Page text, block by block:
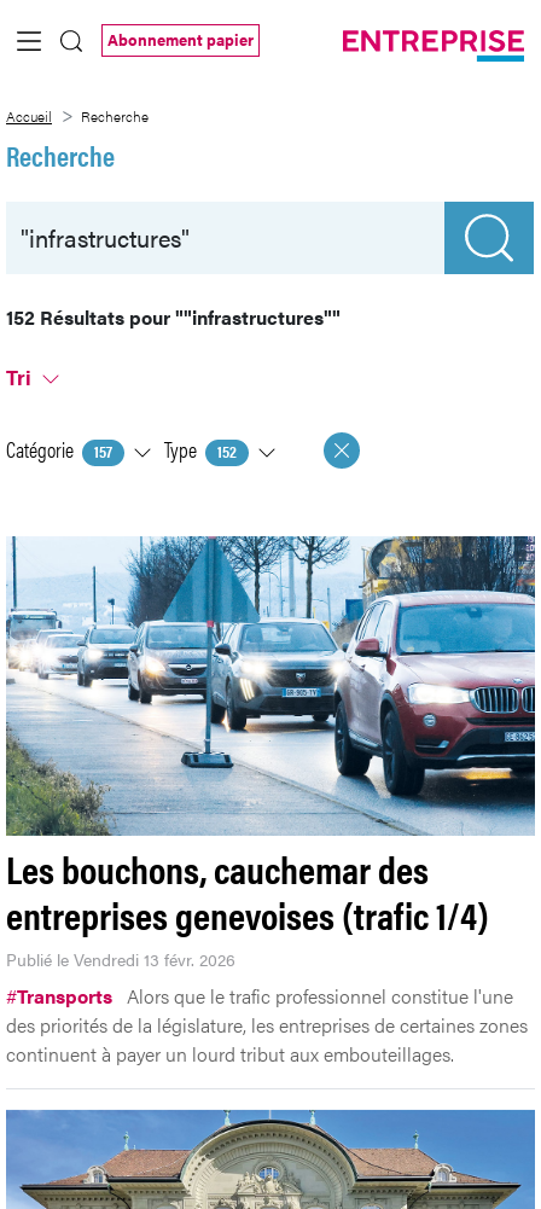
Saut au contenu principal
Abonnement papier
Accueil Recherche
Recherche
152 Résultats pour""infrastructures""
Tri
Catégorie 157 Type 152
Les bouchons, cauchemar des
entreprises genevoises (trafic 1/4)
Publié le Vendredi 13 févr. 2026
#Transports Alors que le trafic professionnel constitue l'une
des priorités de la législature, les entreprises de certaines zones
continuent à payer un lourd tribut aux embouteillages.